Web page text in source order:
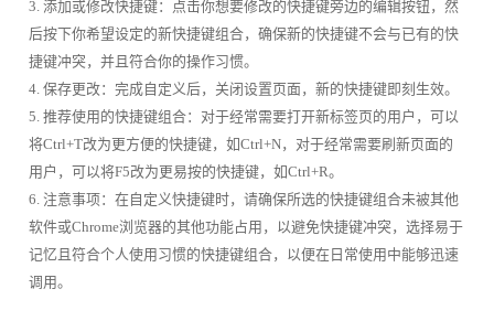
3. 添加或修改快捷键：点击你想要修改的快捷键旁边的编辑按钮，然
后按下你希望设定的新快捷键组合，确保新的快捷键不会与已有的快
捷键冲突，并且符合你的操作习惯。
4. 保存更改：完成自定义后，关闭设置页面，新的快捷键即刻生效。
5. 推荐使用的快捷键组合：对于经常需要打开新标签页的用户，可以
将Ctrl+T改为更方便的快捷键，如Ctrl+N，对于经常需要刷新页面的
用户，可以将F5改为更易按的快捷键，如Ctrl+R。
6. 注意事项：在自定义快捷键时，请确保所选的快捷键组合未被其他
软件或Chrome浏览器的其他功能占用，以避免快捷键冲突，选择易于
记忆且符合个人使用习惯的快捷键组合，以便在日常使用中能够迅速
调用。